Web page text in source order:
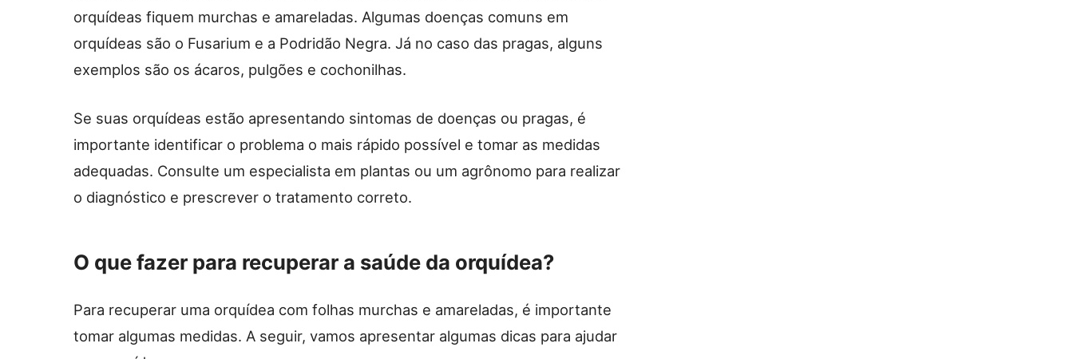
orquídeas fiquem murchas e amareladas. Algumas doenças comuns em
orquídeas são o Fusarium e a Podridão Negra. Já no caso das pragas, alguns
exemplos são os ácaros, pulgões e cochonilhas.
Se suas orquídeas estão apresentando sintomas de doenças ou pragas, é
importante identificar o problema o mais rápido possível e tomar as medidas
adequadas. Consulte um especialista em plantas ou um agrônomo para realizar
o diagnóstico e prescrever o tratamento correto.
O que fazer para recuperar a saúde da orquídea?
Para recuperar uma orquídea com folhas murchas e amareladas, é importante
tomar algumas medidas. A seguir, vamos apresentar algumas dicas para ajudar